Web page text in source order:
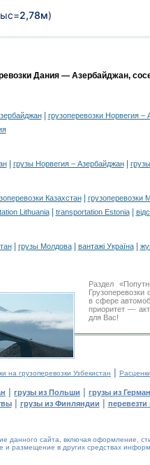
2,78м)
Дания — Азербайджан,
|
грузоперевозки Норвегия –
| грузы Норвегия – Азербайджан|
Казахстан|
грузоперевозки
Lithuania| transportation Estonia|
| грузы Молдова| вантажі Україна|
Раздел
в сфере
приоритет —
для Вас!
на грузоперевозки Узбекистан |
| грузы из Польши | грузы из
| грузы из Финляндии | перевезти
данного сайта, включая оформление,
и размещение в других средствах